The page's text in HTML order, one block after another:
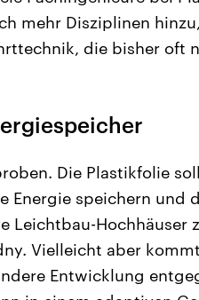
mehr Disziplinen
die bisher oft
Die Plastikfolie
Energie speichern und
Leichtbau-Hochhäuser
Vielleicht aber
Entwicklung